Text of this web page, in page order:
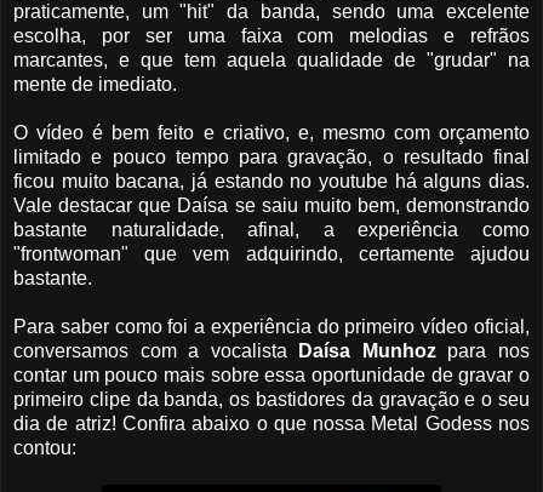
praticamente, um "hit" da banda, sendo uma excelente
escolha, por ser uma faixa com melodias e refrãos
marcantes, e que tem aquela qualidade de "grudar" na
mente de imediato.
O vídeo é bem feito e criativo, e, mesmo com orçamento
limitado e pouco tempo para gravação, o resultado final
ficou muito bacana, já estando no youtube há alguns dias.
Vale destacar que Daísa se saiu muito bem, demonstrando
bastante naturalidade, afinal, a experiência como
"frontwoman" que vem adquirindo, certamente ajudou
bastante.
Para saber como foi a experiência do primeiro vídeo oficial,
conversamos com a vocalista
Daísa Munhozpara nos
contar um pouco mais sobre essa oportunidade de gravar o
primeiro clipe da banda, os bastidores da gravação e o seu
dia de atriz! Confira abaixo o que nossa Metal Godess nos
contou: